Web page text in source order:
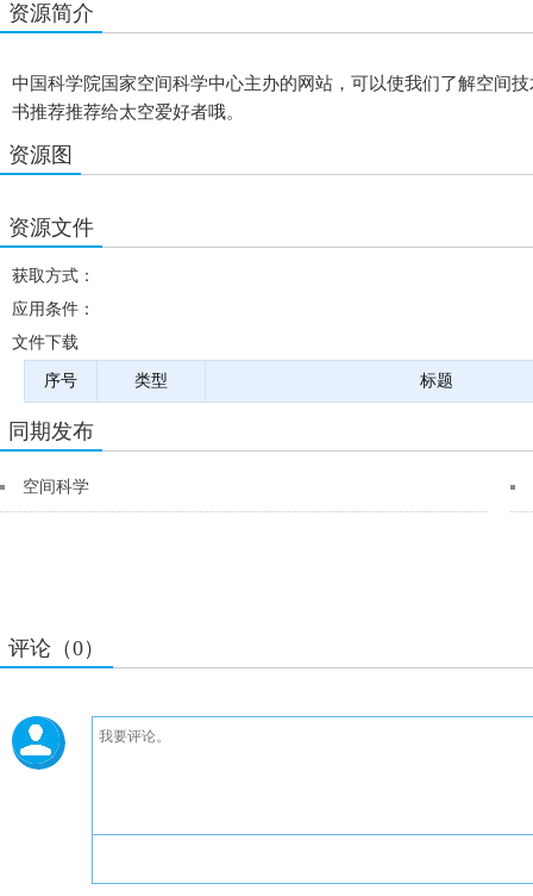
资源简介
中国科学院国家空间科学中心主办的网站，可以使我们了解空间
书推荐推荐给太空爱好者哦。
资源图
资源文件
获取方式：
应用条件：
文件下载
序号 类型 标题
同期发布
空间科学
评论（0）